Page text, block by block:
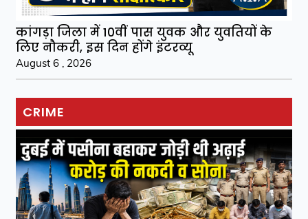
कांगड़ा जिला में 10वीं पास युवक और युवतियों के
लिए नौकरी, इस दिन होंगे इंटरव्यू
August 6 , 2026
CRIME